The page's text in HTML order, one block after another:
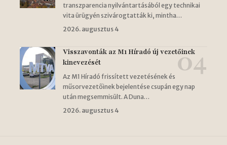
transzparencia nyilvántartásából egy technikai
vita ürügyén szivárogtatták ki, mintha…
2026. augusztus 4
Visszavonták az M1 Híradó új vezetőinek
kinevezését
Az M1 Híradó frissített vezetésének és
műsorvezetőinek bejelentése csupán egy nap
után megsemmisült. A Duna…
2026. augusztus 4